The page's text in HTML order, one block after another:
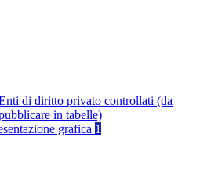
di diritto privato controllati (da
in tabelle)
grafica 1